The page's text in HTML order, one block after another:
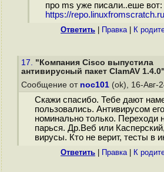
про ms уже писали..еше вот:
https://
Ответить Правка| К
17. "Компания Cisco выпустила
антивирусный пакет ClamAV 1.4.0"
Сообщение от noc101 (ok), 16-Авг-
Скажи спасибо. Тебе дают
пользовались. Антивирусом
номинально только. Переходи
парься. Др.Веб или
вирусы. Кто не верит, тесты в
Ответить Правка| К